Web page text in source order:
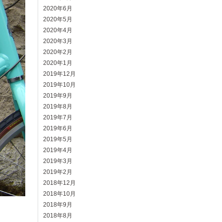
2020年6月
2020年5月
2020年4月
2020年3月
2020年2月
2020年1月
2019年12月
2019年10月
2019年9月
2019年8月
2019年7月
2019年6月
2019年5月
2019年4月
2019年3月
2019年2月
2018年12月
2018年10月
2018年9月
2018年8月